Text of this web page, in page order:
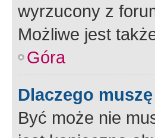
wyrzucony z
Możliwe jest
Góra
Dlaczego
Być może nie